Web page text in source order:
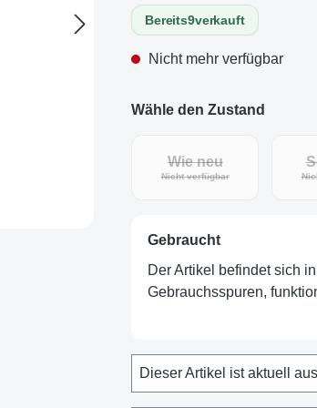
Bereits9verkauft
Nicht mehr verfügbar
Wähle den Zustand
Wie neu
Nicht verfügbar(Diese Option ist
Gebraucht
Der Artikel befindet sich
Gebrauchsspuren,
Dieser Artikel ist aktuell